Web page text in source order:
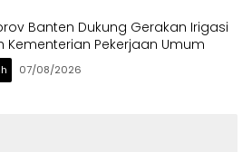
Banten Dukung Gerakan Irigasi
Kementerian Pekerjaan Umum
07/08/2026